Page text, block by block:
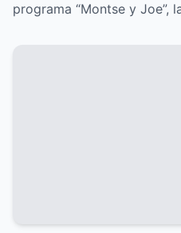
programa “Montse y Joe”,